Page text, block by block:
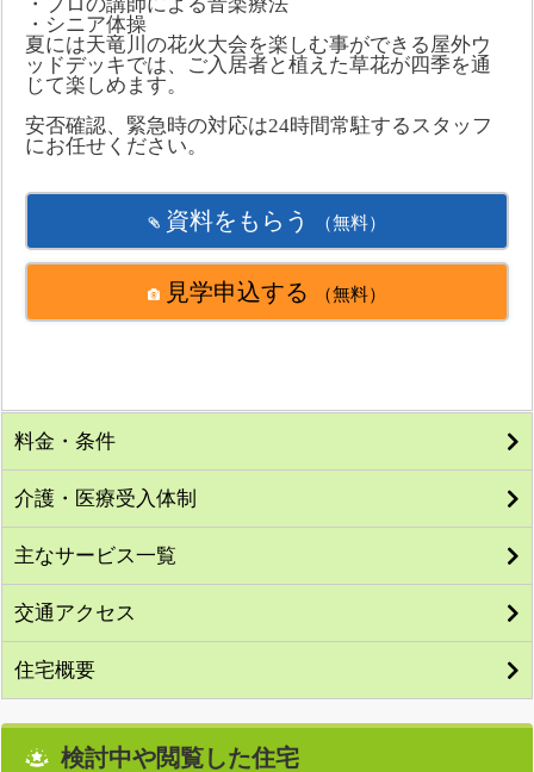
・シニア体操
夏には天竜川の花火大会を楽しむ事ができる屋外ウ
ッドデッキでは、ご入居者と植えた草花が四季を通
じて楽しめます。
安否確認、緊急時の対応は24時間常駐するスタッフ
にお任せください。
資料をもらう （無料）
見学申込する （無料）
料金・条件
介護・医療受入体制
主なサービス一覧
交通アクセス
住宅概要
検討中や閲覧した住宅